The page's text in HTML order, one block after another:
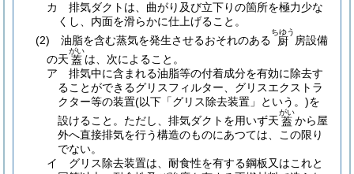
カ
排気ダクトは、曲がり及び立下りの箇所を極力少な
くし、内面を滑らかに仕上げること。
(2)
油脂を含む蒸気を発生させるおそれのある 厨
ちゆう
房設備
の天 蓋
がい
は、次によること。
ア
排気中に含まれる油脂等の付着成分を有効に除去す
ることができるグリスフィルター、グリスエクストラ
クター等の装置(以下「グリス除去装置」という。)を
設けること。 ただし、排気ダクトを用いず天 蓋
がい
から屋
外へ直接排気を行う構造のものにあつては、この限り
でない。
イ
グリス除去装置は、耐食性を有する鋼板又はこれと